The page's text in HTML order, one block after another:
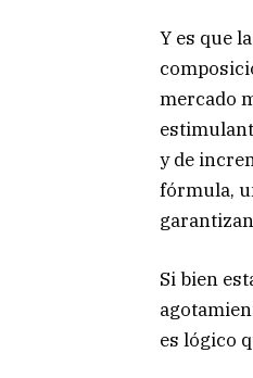
Y es que
mercado
y de
fórmula,
Si bien
es lógico